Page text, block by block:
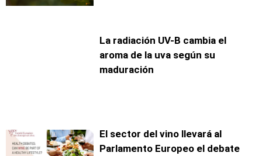
La radiación UV-B cambia el
aroma de la uva según su
maduración
El sector del vino llevará al
Parlamento Europeo el debate